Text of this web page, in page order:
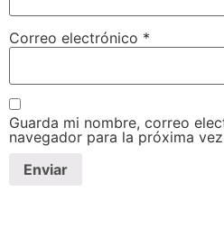
Correo electrónico *
Guarda mi nombre, correo
navegador para la próxima